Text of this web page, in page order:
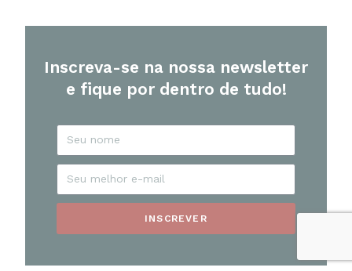
Inscreva-se na nossa newsletter
e fique por dentro de tudo!
INSCREVER